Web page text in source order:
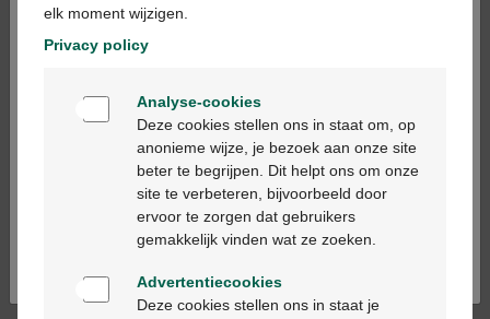
Quantité max. = 3
Les jours ouvrables commandé avant 12h, livré
gratuitedans votre pharmacie Multipharma
Livraison à domicile gratuite à partir de 55 €
sécurisé
Service clientèlepar chat ouformulaire de contact
Description du produit
Bienvenue
Ga verder in het nederlands
Continuez en français
elk moment wijzigen.
Privacy policy
Analyse-cookies
Deze cookies stellen ons in staat om, op
anonieme wijze, je bezoek aan onze site
beter te begrijpen. Dit helpt ons om onze
site te verbeteren, bijvoorbeeld door
ervoor te zorgen dat gebruikers
gemakkelijk vinden wat ze zoeken.
Advertentiecookies
Deze cookies stellen ons in staat je